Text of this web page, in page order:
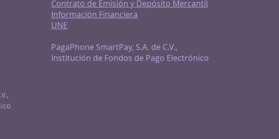
Contrato de Emisión y Depósito Mercantil
Información Financiera
UNE
PagaPhone SmartPay, S.A. de C.V.,
Institución de Fondos de Pago Electrónico